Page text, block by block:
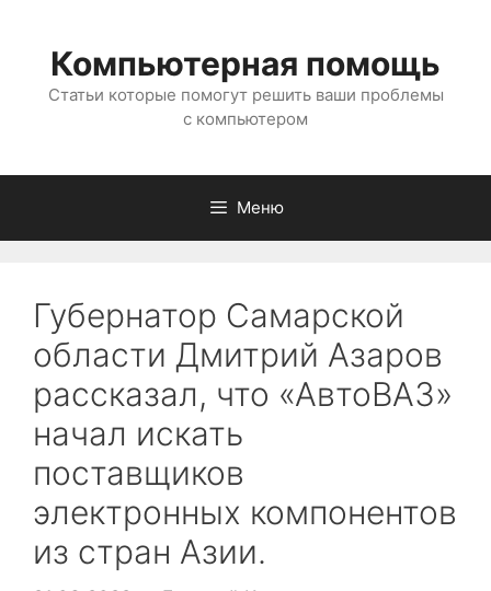
содержимому
Компьютерная помощь
Статьи которые помогут решить ваши проблемы
с компьютером
Меню
Губернатор Самарской
области Дмитрий Азаров
рассказал, что «АвтоВАЗ»
начал искать
поставщиков
электронных компонентов
из стран Азии.